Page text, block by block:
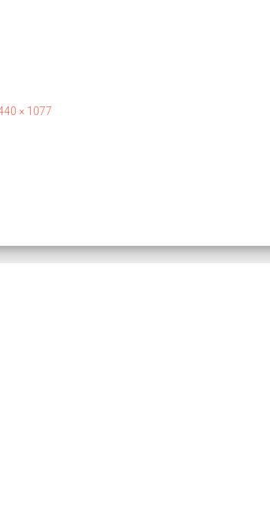
× 1077